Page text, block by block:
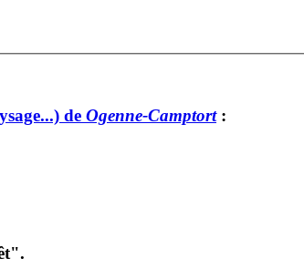
de Ogenne-Camptort: